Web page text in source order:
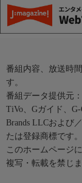
番組内容、放送時
す。
番組データ提供元
TiVo、Gガイド、
Brands LLCおよび
たは登録商標です。
このホームページ
複写・転載を禁じま